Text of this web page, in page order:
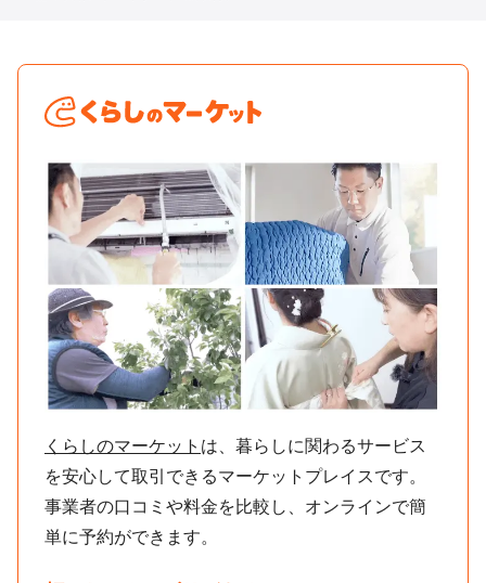
くらしのマーケット は、暮らしに関わるサービス
を安心して取引できるマーケットプレイスです。
事業者の口コミや料金を比較し、オンラインで簡
単に予約ができます。